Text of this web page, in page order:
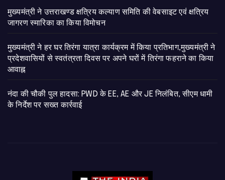
मुख्यमंत्री ने उत्तराखण्ड क्षत्रिय कल्याण समिति की वेबसाइट एवं क्षत्रिय
जागरण स्मारिका का किया विमोचन
मुख्यमंत्री ने हर घर तिरंगा यात्रा कार्यक्रम में किया प्रतिभाग,मुख्यमंत्री ने
प्रदेशवासियों से स्वतंत्रता दिवस पर अपने घरों में तिरंगा फहराने का किया
आवाह्न
नंदा की चौकी पुल हादसा: PWD के EE, AE और JE निलंबित, सीएम धामी
के निर्देश पर सख्त कार्रवाई